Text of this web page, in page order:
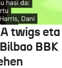
twigs eta
BBK